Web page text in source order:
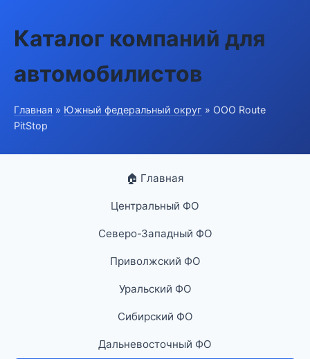
Каталог компаний для
автомобилистов
Главная » Южный федеральный округ » ООО Route
PitStop
🏠 Главная
Центральный ФО
Северо-Западный ФО
Приволжский ФО
Уральский ФО
Сибирский ФО
Дальневосточный ФО